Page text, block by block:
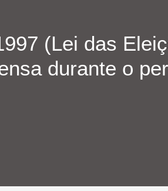
(Lei das
durante o